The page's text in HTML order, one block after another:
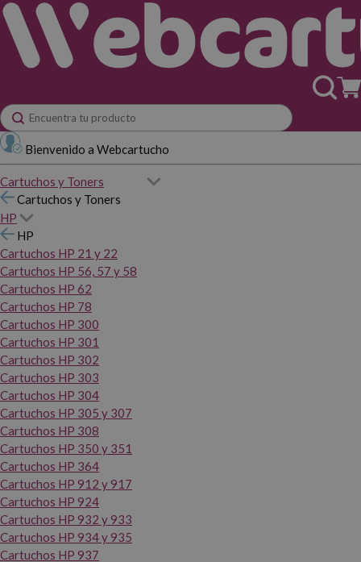
Bienvenido a Webcartucho
Cartuchos y Toners
Cartuchos y Toners
HP
HP
Cartuchos HP 21 y 22
Cartuchos HP 56, 57 y 58
Cartuchos HP 62
Cartuchos HP 78
Cartuchos HP 300
Cartuchos HP 301
Cartuchos HP 302
Cartuchos HP 303
Cartuchos HP 304
Cartuchos HP 305 y 307
Cartuchos HP 308
Cartuchos HP 350 y 351
Cartuchos HP 364
Cartuchos HP 912 y 917
Cartuchos HP 924
Cartuchos HP 932 y 933
Cartuchos HP 934 y 935
Cartuchos HP 937